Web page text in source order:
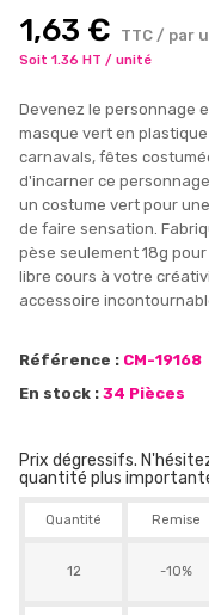
1,63 € TTC / par
Soit 1.36 HT / unité
Devenez le personnage
masque vert en
carnavals, fêtes
d'incarner ce
un costume vert pour
de faire sensation.
pèse seulement 18g
libre cours à votre
accessoire
Référence : CM-19168
En stock : 34 Pièces
Prix dégressifs.
quantité plus
Quantité Remise
12 -10%